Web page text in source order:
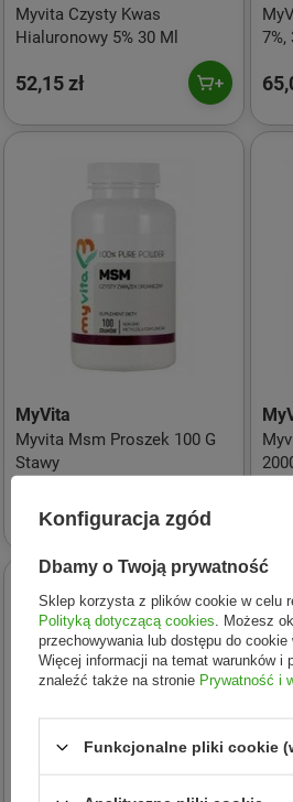
Myvita Czysty Kwas
Hialuronowy 5% 30 Ml
52,15 zł
7%,
MyVita
Myvita Msm Proszek 100 G
Stawy
14,70 zł
Konfiguracja zgód
Dbamy o Twoją prywatność
Sklep korzysta z plików cookie w celu
Polityką dotyczącą cookies . Możesz
przechowywania lub dostępu do cookie
Więcej informacji na temat warunków i
znaleźć także na stronie Prywatność i
Funkcjonalne pliki cookie